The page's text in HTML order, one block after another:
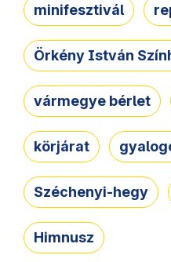
minifesztivál
Örkény István
vármegye bérlet
körjárat
Széchenyi-hegy
Himnusz